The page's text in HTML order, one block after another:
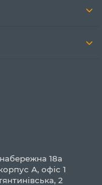
18а
А, офіс 1
2